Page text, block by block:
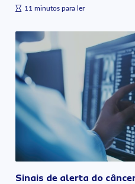
11 minutos para ler
Sinais de alerta do